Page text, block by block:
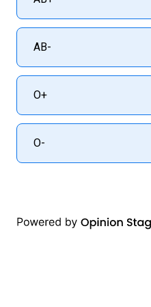
AB-
O+
O-